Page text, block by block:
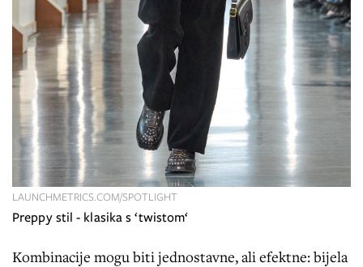
Preppy stil - klasika s ‘twistom‘
LAUNCHMETRICS.COM/SPOTLIGHT
Kombinacije mogu biti jednostavne, ali efektne: bijela